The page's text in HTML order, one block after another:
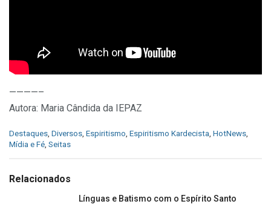
————–
Autora: Maria Cândida da IEPAZ
C
a
g
Destaques Diversos Espiritismo Espiritismo Kardecista HotNews
Mídia e Fé Seitas
Relacionados
Línguas e Batismo com o Espírito Santo